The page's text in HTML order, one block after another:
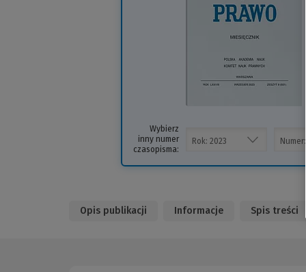
Wybierz
inny numer
czasopisma:
Opis publikacji Informacje Spis treści